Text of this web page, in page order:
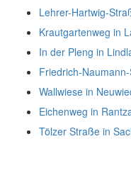
Lehrer-Hartwig-
Krautgartenweg in
In der Pleng in
Friedrich-
Wallwiese in
Eichenweg in
Tölzer Straße in